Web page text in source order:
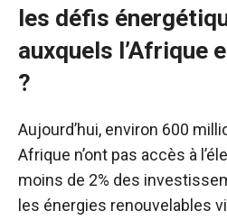
les défis
auxquels l’Afrique
?
Aujourd’hui, environ 600
Afrique n’ont pas accès à
moins de 2% des
les énergies renouvelables